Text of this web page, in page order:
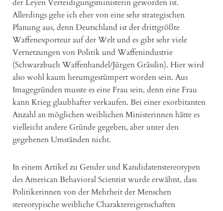
der Leyen Verteidigungsministerin geworden ist.
Allerdings gehe ich eher von eine sehr strategischen
Planung aus, denn Deutschland ist der drittgrößte
Waffenexporteur auf der Welt und es gibt sehr viele
Vernetzungen von Politik und Waffenindustrie
(Schwarzbuch Waffenhandel/Jürgen Grässlin). Hier wird
also wohl kaum herumgestümpert worden sein. Aus
Imagegründen musste es eine Frau sein, denn eine Frau
kann Krieg glaubhafter verkaufen. Bei einer exorbitanten
Anzahl an möglichen weiblichen Ministerinnen hätte es
vielleicht andere Gründe gegeben, aber unter den
gegebenen Umständen nicht.
In einem Artikel zu Gender und Kandidatenstereotypen
des American Behavioral Scientist wurde erwähnt, dass
Politikerinnen von der Mehrheit der Menschen
stereotypische weibliche Charaktereigenschaften